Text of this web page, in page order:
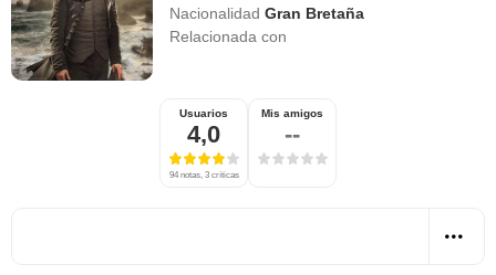
Nacionalidad Gran Bretaña
Relacionada con
Usuarios
4,0
94 notas, 3 críticas
Mis amigos
--